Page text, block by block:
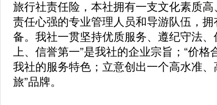
旅行社责任险，本社拥有一支文化素质
责任心强的专业管理人员和导游队伍，
备。我社一贯坚持优质服务、遵纪守法、
上、信誉第一”是我社的企业宗旨；“价格
我社的服务特色；立意创出一个高水准、
旅”品牌。